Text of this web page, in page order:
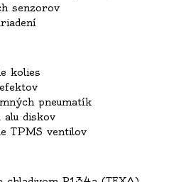
senzorov
kolies
pneumatík
alu diskov
TPMS ventilov